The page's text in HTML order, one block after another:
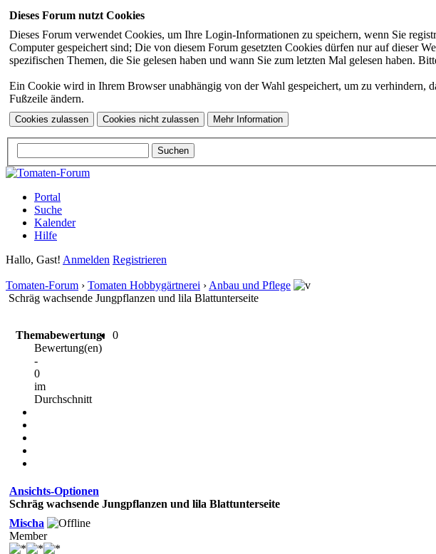
Dieses Forum nutzt Cookies
Dieses Forum verwendet Cookies, um Ihre Login-Informationen zu speichern, wenn Sie
Computer gespeichert sind; Die von diesem Forum gesetzten Cookies dürfen nur auf dieser
spezifischen Themen, die Sie gelesen haben und wann Sie zum letzten Mal gelesen haben.
Ein Cookie wird in Ihrem Browser unabhängig von der Wahl gespeichert, um zu verhindern,
Fußzeile ändern.
Portal
Suche
Kalender
Hilfe
Hallo, Gast! Anmelden Registrieren
Tomaten-Forum › Tomaten Hobbygärtnerei › Anbau und Pflege
Schräg wachsende Jungpflanzen und lila Blattunterseite
Themabewertung:
0
Bewertung(en)
-
0
im
Durchschnitt
Ansichts-Optionen
Schräg wachsende Jungpflanzen und lila Blattunterseite
Mischa
Member